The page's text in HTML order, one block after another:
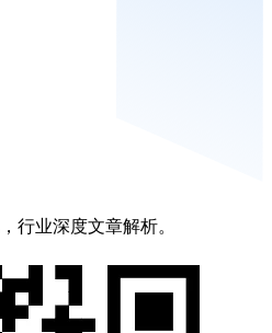
行业深度文章解析。